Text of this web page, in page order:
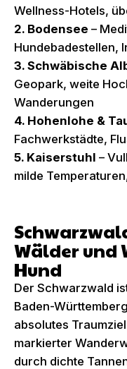
Wellness-Hotels,
2. Bodensee –
Hundebadestellen,
3. Schwäbische
Geopark, weite
Wanderungen
4. Hohenlohe &
Fachwerkstädte,
5. Kaiserstuhl –
milde
Wälder und
Hund
Der Schwarzwald
Baden-
absolutes
markierter
durch dichte